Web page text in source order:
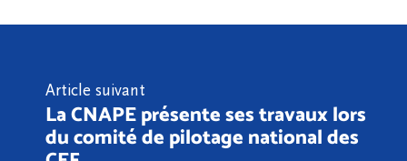
Article suivant
La CNAPE présente ses travaux lors
du comité de pilotage national des